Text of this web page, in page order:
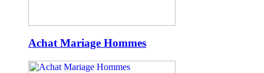
Achat Mariage Hommes